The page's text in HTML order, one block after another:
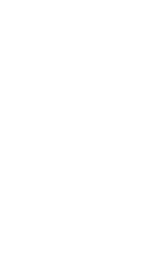
// Association for